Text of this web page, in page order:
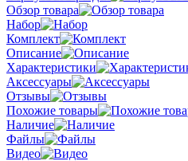
Обзор товара
Набор
Комплект
Описание
Характеристики
Аксессуары
Отзывы
Похожие товары
Наличие
Файлы
Видео